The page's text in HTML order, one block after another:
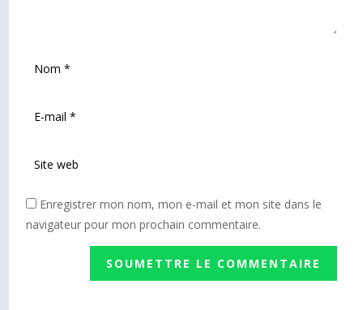
Enregistrer mon nom, mon e-mail et mon site dans le
navigateur pour mon prochain commentaire.
SOUMETTRE LE COMMENTAIRE